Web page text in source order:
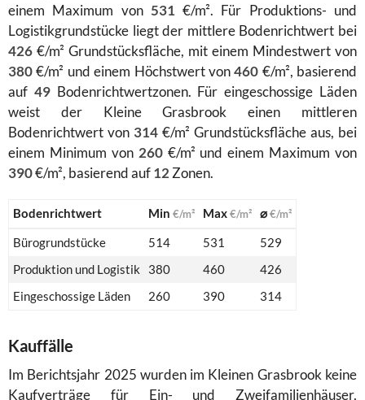
einem Maximum von 531 €/m². Für Produktions- und
Logistikgrundstücke liegt der mittlere Bodenrichtwert bei
426 €/m² Grundstücksfläche, mit einem Mindestwert von
380€/m² und einem Höchstwert von460 €/m², basierend
auf 49Bodenrichtwertzonen. Für eingeschossige Läden
weist der Kleine Grasbrook einen mittleren
Bodenrichtwert von 314 €/m² Grundstücksfläche aus, bei
einem Minimum von 260€/m² und einem Maximum von
390€/m², basierend auf12 Zonen.
Bodenrichtwert Min €/m² Max€/m² ⌀€/m²
Bürogrundstücke 514 531
529
Produktion und Logistik
380 460
426
Eingeschossige Läden
260 390 314
Kauffälle
Im Berichtsjahr 2025 wurden im Kleinen Grasbrook keine
Kaufverträge für Ein- und Zweifamilienhäuser,